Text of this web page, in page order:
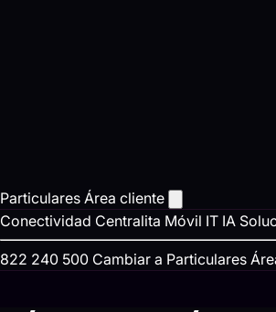
Particulares Área cliente
Conectividad Centralita Móvil IT IA
822 240 500 Cambiar a Particulares